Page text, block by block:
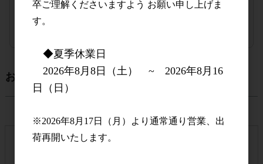
注文数
おすすめ商品
卒ご理解くださいますよう お願い申し上げま
す。
◆夏季休業日
2026年8月8日（土） ~ 2026年8月16
日（日）
※2026年8月17日（月）より通常通り営業、出
荷再開いたします。